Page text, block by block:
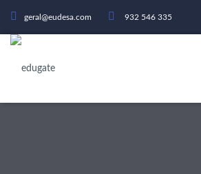
geral@eudesa.com 932 546 335